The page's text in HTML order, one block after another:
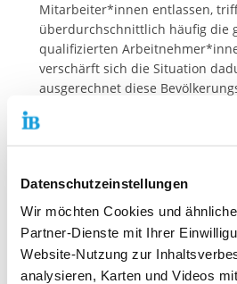
Datenschutzeinstellungen
Wir möchten Cookies und
Partner-Dienste mit Ihrer
Website-Nutzung zur
analysieren, Karten und Videos
Mitarbeiter*innen entlassen,
überdurchschnittlich häufig die
qualifizierten
verschärft sich die Situation
ausgerechnet diese
Daher wäre es aus Sicht des IB
werden, mehr als bisher an
Unternehmen und auch der
„Unsere Befürchtung ist, dass
Situation auf Jahre hinaus